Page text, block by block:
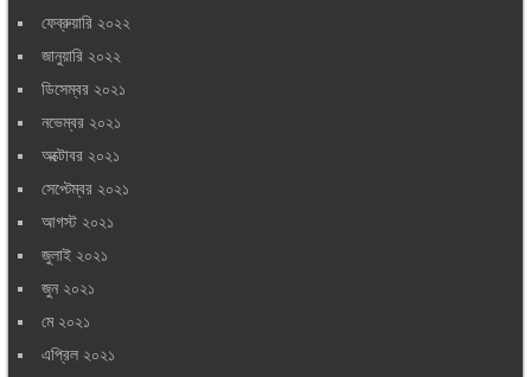
ফেব্রুয়ারি ২০২২
জানুয়ারি ২০২২
ডিসেম্বর ২০২১
নভেম্বর ২০২১
অক্টোবর ২০২১
সেপ্টেম্বর ২০২১
আগস্ট ২০২১
জুলাই ২০২১
জুন ২০২১
মে ২০২১
এপ্রিল ২০২১